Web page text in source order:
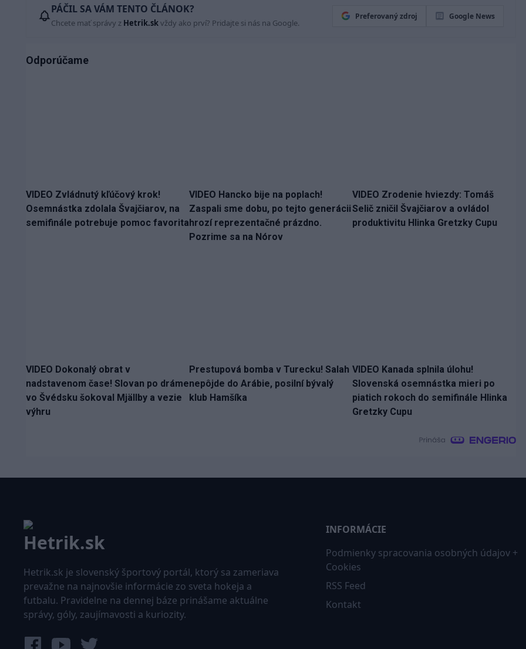
PÁČIL SA VÁM TENTO ČLÁNOK?
Chcete mať správy z Hetrik.skvždy ako prví? Pridajte si nás na Google.
Preferovaný zdroj Google News
Odporúčame
VIDEO Zvládnutý kľúčový krok!
Osemnástka zdolala Švajčiarov, na
semifinále potrebuje pomoc favorita
VIDEO Hancko bije na poplach!
Zaspali sme dobu, po tejto generácii
hrozí reprezentačné prázdno.
Pozrime sa na Nórov
VIDEO Zrodenie hviezdy: Tomáš
Selič zničil Švajčiarov a ovládol
produktivitu Hlinka Gretzky Cupu
VIDEO Dokonalý obrat v
nadstavenom čase! Slovan po dráme
vo Švédsku šokoval Mjällby a vezie
výhru
Prestupová bomba v Turecku! Salah
nepôjde do Arábie, posilní bývalý
klub Hamšíka
VIDEO Kanada splnila úlohu!
Slovenská osemnástka mieri po
piatich rokoch do semifinále Hlinka
Gretzky Cupu
Hetrik.sk je slovenský športový portál, ktorý sa zameriava
prevažne na najnovšie informácie zo sveta hokeja a
futbalu. Pravidelne na dennej báze prinášame aktuálne
správy, góly, zaujímavosti a kuriozity.
INFORMÁCIE
Podmienky spracovania osobných údajov +
Cookies
RSS Feed
Kontakt